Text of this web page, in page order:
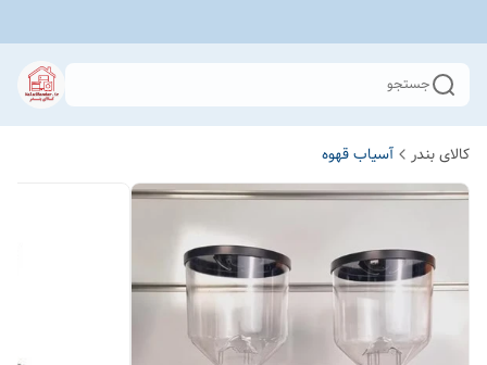
جستجو
کالای بندر آسیاب قهوه